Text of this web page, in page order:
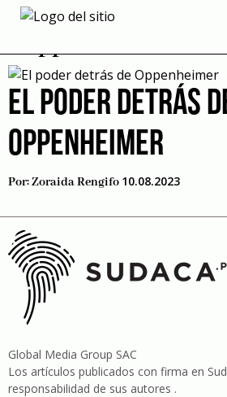
Skip
Oppenheimer
EL PODER DETRÁS
OPPENHEIMER
Por:Zoraida Rengifo 10.08.2023
Global Media Group SAC
Los artículos publicados con firma en
responsabilidad de sus autores .